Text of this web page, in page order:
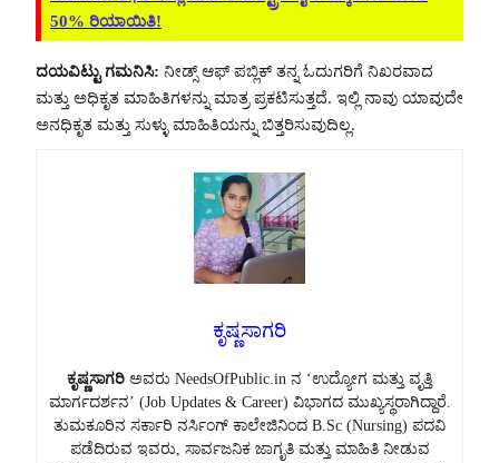
50% ರಿಯಾಯಿತಿ!
ದಯವಿಟ್ಟು ಗಮನಿಸಿ: ನೀಡ್ಸ್ ಆಫ್ ಪಬ್ಲಿಕ್ ತನ್ನ ಓದುಗರಿಗೆ ನಿಖರವಾದ
ಮತ್ತು ಅಧಿಕೃತ ಮಾಹಿತಿಗಳನ್ನು ಮಾತ್ರ ಪ್ರಕಟಿಸುತ್ತದೆ. ಇಲ್ಲಿ ನಾವು ಯಾವುದೇ
ಅನಧಿಕೃತ ಮತ್ತು ಸುಳ್ಳು ಮಾಹಿತಿಯನ್ನು ಬಿತ್ತರಿಸುವುದಿಲ್ಲ.
ಕೃಷ್ಣಸಾಗರಿ
ಕೃಷ್ಣಸಾಗರಿ ಅವರು NeedsOfPublic.in ನ ‘ಉದ್ಯೋಗ ಮತ್ತು ವೃತ್ತಿ
ಮಾರ್ಗದರ್ಶನ’ (Job Updates & Career) ವಿಭಾಗದ ಮುಖ್ಯಸ್ಥರಾಗಿದ್ದಾರೆ.
ತುಮಕೂರಿನ ಸರ್ಕಾರಿ ನರ್ಸಿಂಗ್ ಕಾಲೇಜಿನಿಂದ B.Sc (Nursing) ಪದವಿ
ಪಡೆದಿರುವ ಇವರು, ಸಾರ್ವಜನಿಕ ಜಾಗೃತಿ ಮತ್ತು ಮಾಹಿತಿ ನೀಡುವ